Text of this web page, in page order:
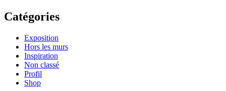
Catégories
Exposition
Hors les murs
Inspiration
Non classé
Profil
Shop